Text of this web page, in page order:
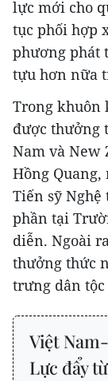
lực mới cho
tục phối hợp
phương phát
tựu hơn nữa
Trong khuôn
được thưởng
Nam và New
Hồng
Tiến sỹ Nghệ
phần tại
diễn. Ngoài
thưởng thức
trưng dân tộc
Việt
Lực đẩy